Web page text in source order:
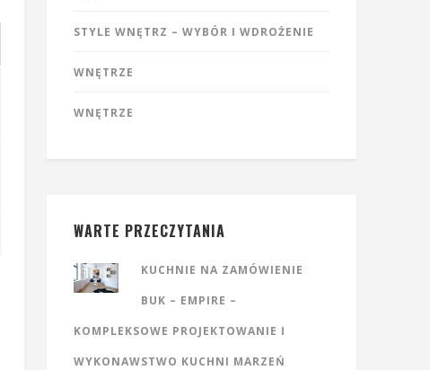
STYLE WNĘTRZ – WYBÓR I WDROŻENIE
WNĘTRZE
WNĘTRZE
WARTE PRZECZYTANIA
KUCHNIE NA ZAMÓWIENIE
BUK – EMPIRE –
KOMPLEKSOWE PROJEKTOWANIE I
WYKONAWSTWO KUCHNI MARZEŃ